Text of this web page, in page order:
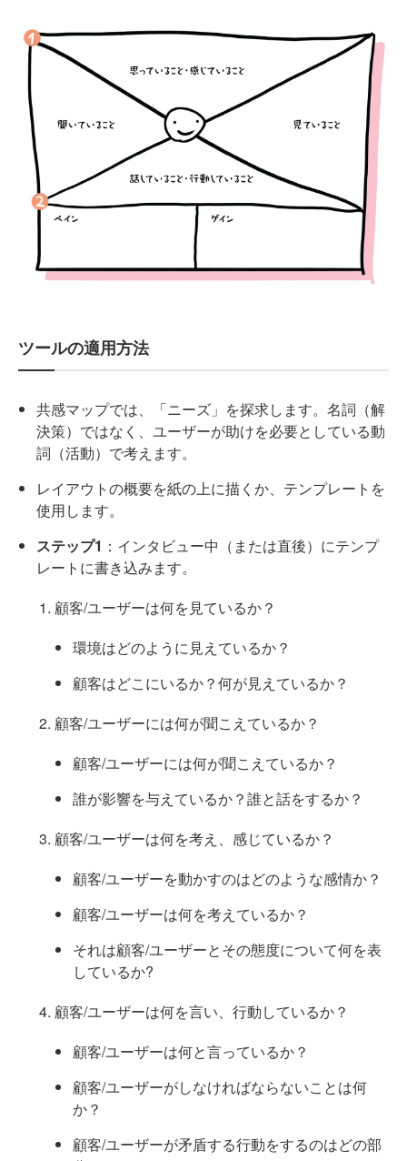
ツールの適用方法
共感マップでは、「ニーズ」を探求します。名詞（解
決策）ではなく、ユーザーが助けを必要としている動
詞（活動）で考えます。
レイアウトの概要を紙の上に描くか、テンプレートを
使用します。
ステップ1 ：インタビュー中（または直後）にテンプ
レートに書き込みます。
顧客/ユーザーは何を見ているか？
環境はどのように見えているか？
顧客はどこにいるか？何が見えているか？
顧客/ユーザーには何が聞こえているか？
顧客/ユーザーには何が聞こえているか？
誰が影響を与えているか？誰と話をするか？
顧客/ユーザーは何を考え、感じているか？
顧客/ユーザーを動かすのはどのような感情か？
顧客/ユーザーは何を考えているか？
それは顧客/ユーザーとその態度について何を表
しているか?
顧客/ユーザーは何を言い、行動しているか？
顧客/ユーザーは何と言っているか？
顧客/ユーザーがしなければならないことは何
か？
顧客/ユーザーが矛盾する行動をするのはどの部